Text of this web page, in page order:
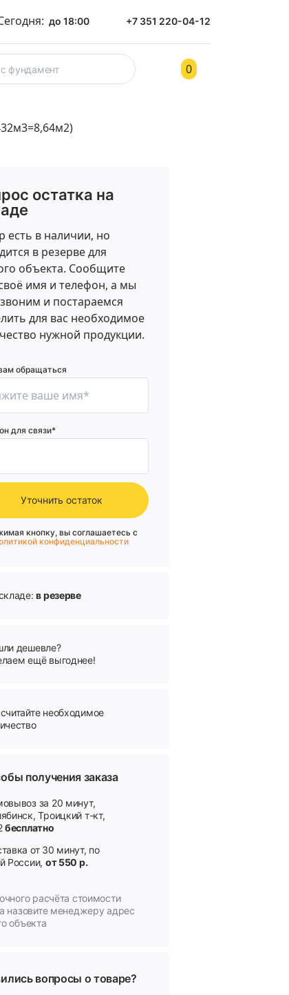
до 18:00 +7 351 220-04-12
Контакты 0
остатка на
есть в наличии, но
в резерве для
объекта. Сообщите
имя и телефон, а мы
и постараемся
для вас необходимое
нужной продукции.
обращаться
для связи*
Уточнить остаток
кнопку, вы соглашаетесь с
конфиденциальности
в резерве
дешевле?
ещё выгоднее!
необходимое
получения заказа
за 20 минут,
Троицкий т-кт,
бесплатно
от 30 минут, по
России, от 550 р.
расчёта стоимости
назовите менеджеру адрес
объекта
вопросы о товаре?